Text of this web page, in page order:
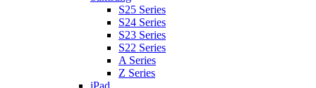
S25 Series
S24 Series
S23 Series
S22 Series
A Series
Z Series
iPad